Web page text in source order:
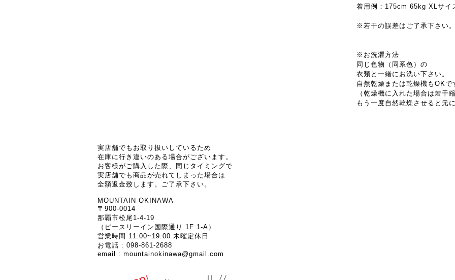
着用例：175cm 65kg XLサイ
※若干の誤差はご了承下さい。
※お洗濯方法
同じ色物（同系色）の
衣類と一緒にお洗い下さい。
自然乾燥または乾燥機もOKで
（乾燥機に入れた場合は若干
もう一度自然乾燥させると元
実店舗でもお取り扱いしているため
在庫に行き違いのある場合がございます。
お客様がご購入した際、同じタイミングで
実店舗でも商品が売れてしまった場合は
全額返金致します。ご了承下さい。
MOUNTAIN OKINAWA
〒900-0014
那覇市松尾1-4-19
（ピースリーイン国際通り 1F 1-A）
営業時間 11:00~19:00 木曜定休日
お電話 : 098-861-2688
email : mountainokinawa@gmail.com